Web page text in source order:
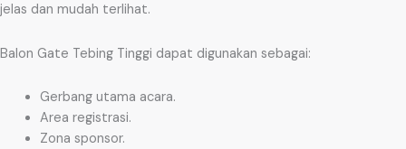
jelas dan mudah terlihat.
Balon Gate Tebing Tinggi dapat digunakan sebagai:
Gerbang utama acara.
Area registrasi.
Zona sponsor.